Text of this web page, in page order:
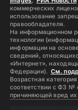
коммерческих
использование
правообладателя.
На информационном
технологии
информации на
сведений,
«Интернет»,
Федерации). См.
Возрастная
соответствии с ФЗ №
причиняющей вред